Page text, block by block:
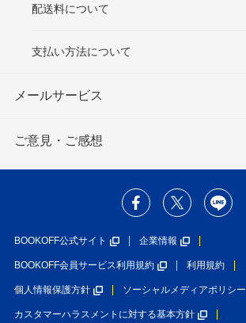
配送料について
支払い方法について
メールサービス
ご意見・ご感想
BOOKOFF公式サイト 企業情報
BOOKOFF会員サービス利用規約 利用規約
個人情報保護方針 ソーシャルメディアポリシー
カスタマーハラスメントに対する基本方針